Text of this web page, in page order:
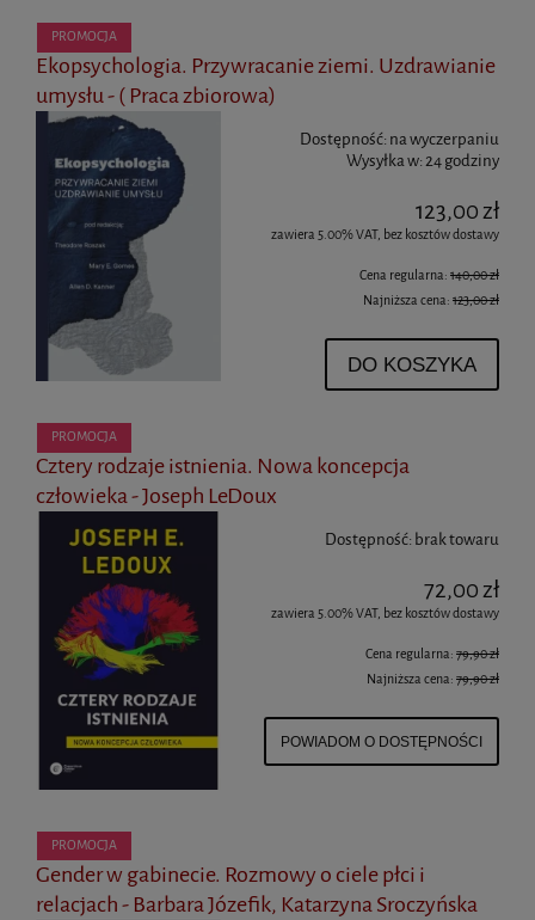
Ekopsychologia. Przywracanie ziemi. Uzdrawianie
umysłu - ( Praca zbiorowa)
Dostępność: na wyczerpaniu
Wysyłka w:24 godziny
123,00 zł
zawiera 5.00% VAT, bez kosztów dostawy
Cena regularna: 140,00 zł
Najniższa cena: 123,00 zł
DO KOSZYKA
PROMOCJA
Cztery rodzaje istnienia. Nowa koncepcja
człowieka - Joseph LeDoux
Dostępność: brak towaru
72,00 zł
zawiera 5.00% VAT, bez kosztów dostawy
Cena regularna: 79,90 zł
Najniższa cena: 79,90 zł
POWIADOM O DOSTĘPNOŚCI
PROMOCJA
Gender w gabinecie. Rozmowy o ciele płci i
relacjach - Barbara Józefik, Katarzyna Sroczyńska
PROMOCJA